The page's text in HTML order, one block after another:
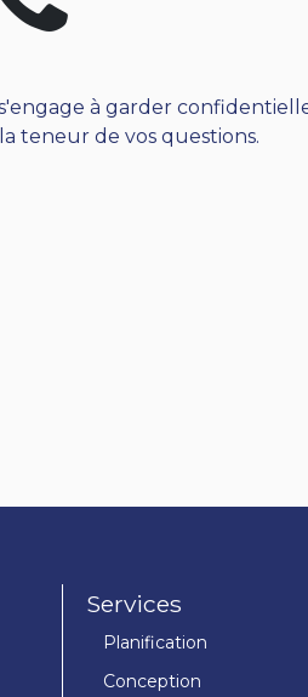
à garder
teneur de vos questions.
Services
Planification
Conception